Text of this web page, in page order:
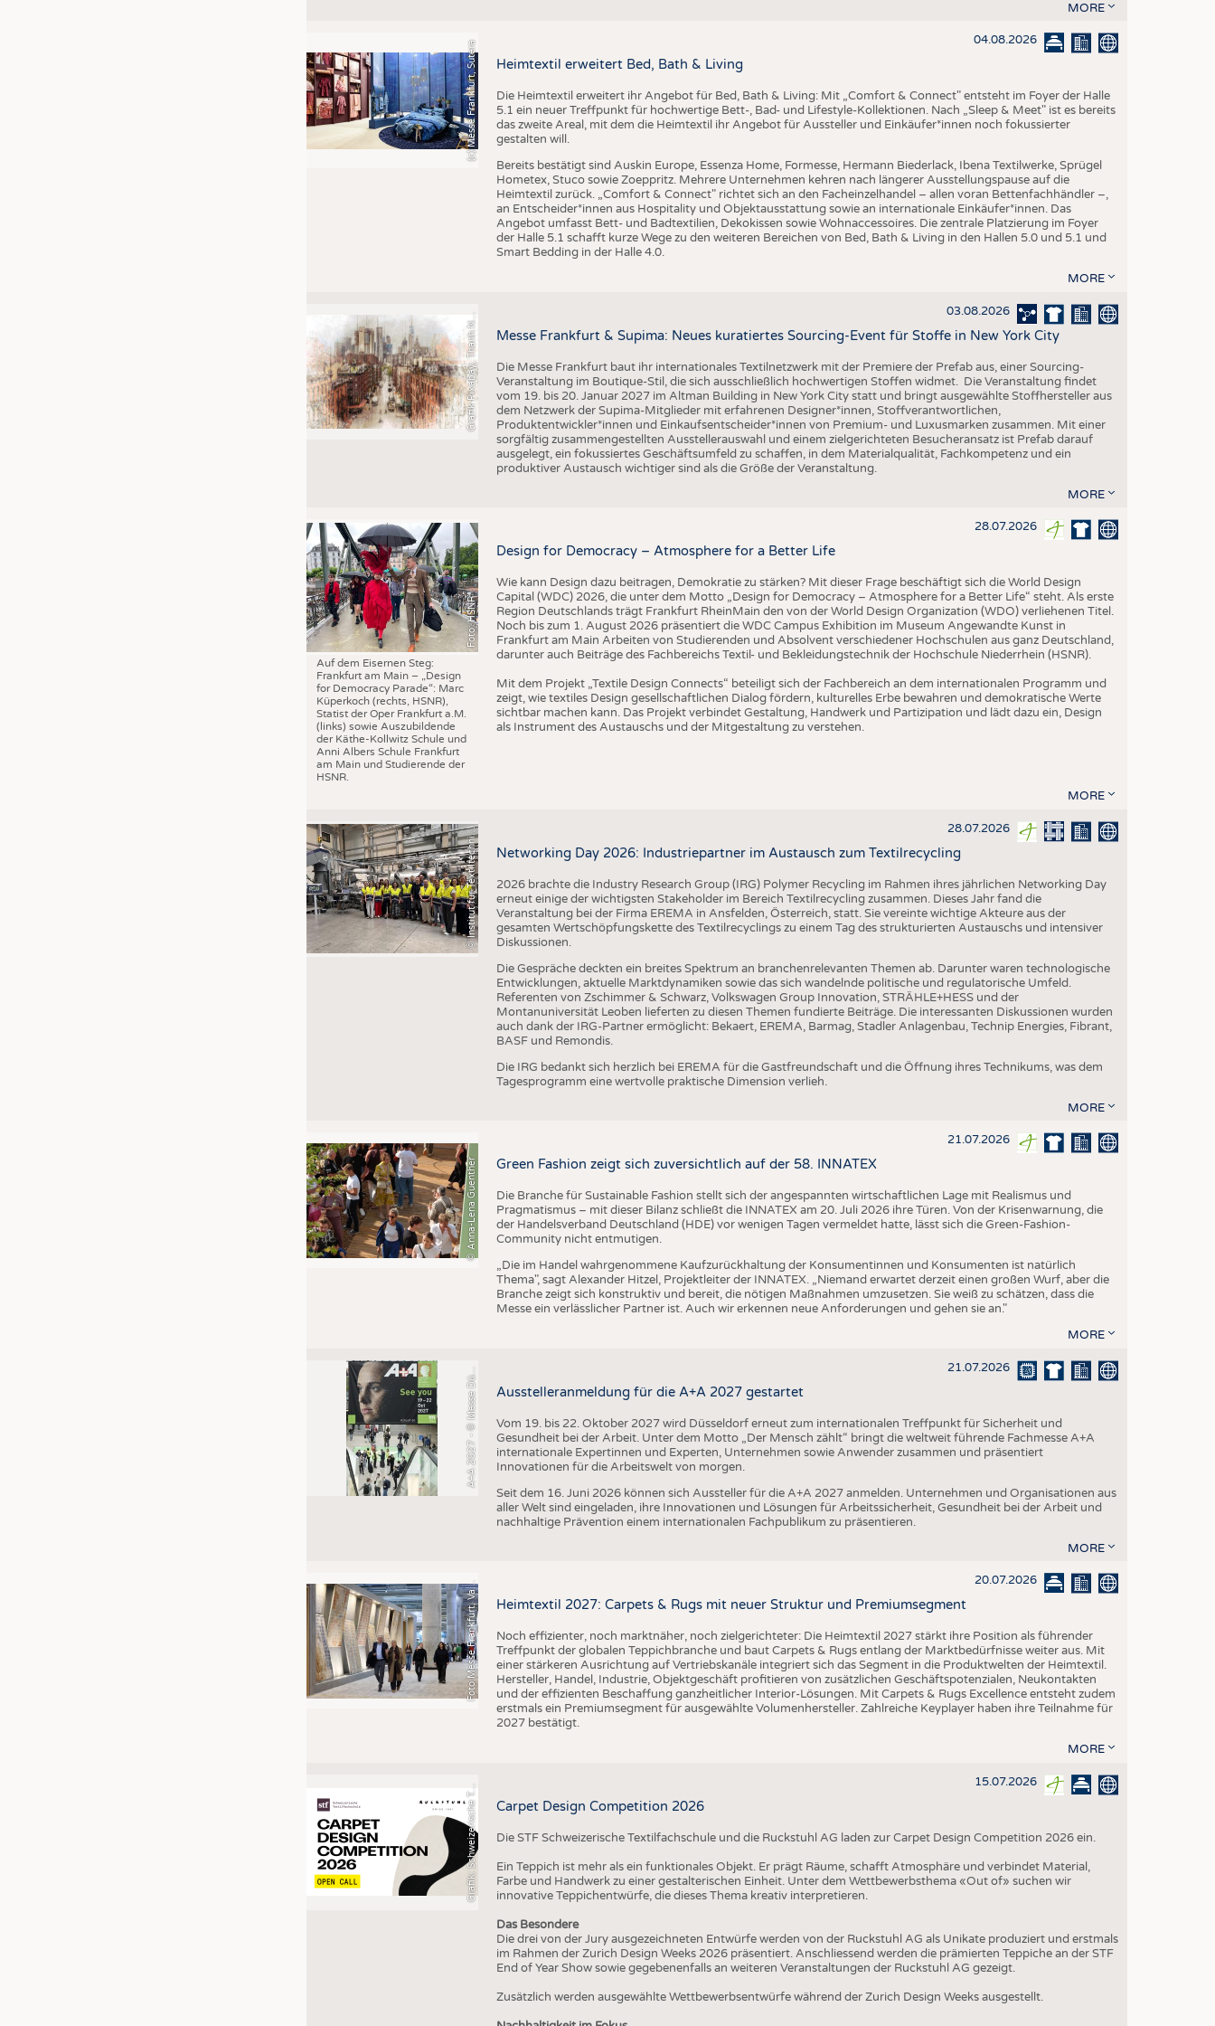
KRÜGER PERSONAL HEADHUNTING
PRAKTIKA & AUSBILDUNGEN
AUSSCHREIBUNGEN
DTV AUSSCHREIBUNGSDIENST
DAUNENCHECK
TERMINE
BRANCHENTERMINE
MORE
(c) Messe Frankfurt, Sutera 04.08.2026
Heimtextil erweitert Bed, Bath & Living
Die Heimtextil erweitert ihr Angebot für Bed, Bath & Living: Mit „Comfort & Connect" entsteht im Foyer der Halle
5.1 ein neuer Treffpunkt für hochwertige Bett-, Bad- und Lifestyle-Kollektionen. Nach „Sleep & Meet" ist es bereits
das zweite Areal, mit dem die Heimtextil ihr Angebot für Aussteller und Einkäufer*innen noch fokussierter
gestalten will.
Bereits bestätigt sind Auskin Europe, Essenza Home, Formesse, Hermann Biederlack, Ibena Textilwerke, Sprügel
Hometex, Stuco sowie Zoeppritz. Mehrere Unternehmen kehren nach längerer Ausstellungspause auf die
Heimtextil zurück. „Comfort & Connect" richtet sich an den Facheinzelhandel – allen voran Bettenfachhändler –,
an Entscheider*innen aus Hospitality und Objektausstattung sowie an internationale Einkäufer*innen. Das
Angebot umfasst Bett- und Badtextilien, Dekokissen sowie Wohnaccessoires. Die zentrale Platzierung im Foyer
der Halle 5.1 schafft kurze Wege zu den weiteren Bereichen von Bed, Bath & Living in den Hallen 5.0 und 5.1 und
Smart Bedding in der Halle 4.0.
MORE
r
a
f
i
k
P
i
x
a
b
a
y
,
T
h
a
n
h
N
g
u
y
e
n
S
l 03.08.2026
Messe Frankfurt & Supima: Neues kuratiertes Sourcing-Event für Stoffe in New York City
Die Messe Frankfurt baut ihr internationales Textilnetzwerk mit der Premiere der Prefab aus, einer Sourcing-
Veranstaltung im Boutique-Stil, die sich ausschließlich hochwertigen Stoffen widmet. Die Veranstaltung findet
vom 19. bis 20. Januar 2027 im Altman Building in New York City statt und bringt ausgewählte Stoffhersteller aus
dem Netzwerk der Supima-Mitglieder mit erfahrenen Designer*innen, Stoffverantwortlichen,
Produktentwickler*innen und Einkaufsentscheider*innen von Premium- und Luxusmarken zusammen. Mit einer
sorgfältig zusammengestellten Ausstellerauswahl und einem zielgerichteten Besucheransatz ist Prefab darauf
ausgelegt, ein fokussiertes Geschäftsumfeld zu schaffen, in dem Materialqualität, Fachkompetenz und ein
produktiver Austausch wichtiger sind als die Größe der Veranstaltung.
MORE
Foto: HSNR
Auf dem Eisernen Steg:
Frankfurt am Main – „Design
for Democracy Parade“: Marc
Küperkoch (rechts, HSNR),
Statist der Oper Frankfurt a.M.
(links) sowie Auszubildende
der Käthe-Kollwitz Schule und
Anni Albers Schule Frankfurt
am Main und Studierende der
HSNR.
28.07.2026
Design for Democracy – Atmosphere for a Better Life
Wie kann Design dazu beitragen, Demokratie zu stärken? Mit dieser Frage beschäftigt sich die World Design
Capital (WDC) 2026, die unter dem Motto „Design for Democracy – Atmosphere for a Better Life“ steht. Als erste
Region Deutschlands trägt Frankfurt RheinMain den von der World Design Organization (WDO) verliehenen Titel.
Noch bis zum 1. August 2026 präsentiert die WDC Campus Exhibition im Museum Angewandte Kunst in
Frankfurt am Main Arbeiten von Studierenden und Absolvent verschiedener Hochschulen aus ganz Deutschland,
darunter auch Beiträge des Fachbereichs Textil- und Bekleidungstechnik der Hochschule Niederrhein (HSNR).
Mit dem Projekt „Textile Design Connects“ beteiligt sich der Fachbereich an dem internationalen Programm und
zeigt, wie textiles Design gesellschaftlichen Dialog fördern, kulturelles Erbe bewahren und demokratische Werte
sichtbar machen kann. Das Projekt verbindet Gestaltung, Handwerk und Partizipation und lädt dazu ein, Design
als Instrument des Austauschs und der Mitgestaltung zu verstehen.
MORE
©
I
n
s
t
i
t
u
t
f
ü
r
T
e
x
t
i
l
t
e
c
h
n
i
k
(
I
T
A
)
d
e
r
R
W
T
H
A
a
c
h
e
n
U
n
i
v
e
r
s
i
t
y 28.07.2026
Networking Day 2026: Industriepartner im Austausch zum Textilrecycling
2026 brachte die Industry Research Group (IRG) Polymer Recycling im Rahmen ihres jährlichen Networking Day
erneut einige der wichtigsten Stakeholder im Bereich Textilrecycling zusammen. Dieses Jahr fand die
Veranstaltung bei der Firma EREMA in Ansfelden, Österreich, statt. Sie vereinte wichtige Akteure aus der
gesamten Wertschöpfungskette des Textilrecyclings zu einem Tag des strukturierten Austauschs und intensiver
Diskussionen.
Die Gespräche deckten ein breites Spektrum an branchenrelevanten Themen ab. Darunter waren technologische
Entwicklungen, aktuelle Marktdynamiken sowie das sich wandelnde politische und regulatorische Umfeld.
Referenten von Zschimmer & Schwarz, Volkswagen Group Innovation, STRÄHLE+HESS und der
Montanuniversität Leoben lieferten zu diesen Themen fundierte Beiträge. Die interessanten Diskussionen wurden
auch dank der IRG-Partner ermöglicht: Bekaert, EREMA, Barmag, Stadler Anlagenbau, Technip Energies, Fibrant,
BASF und Remondis.
Die IRG bedankt sich herzlich bei EREMA für die Gastfreundschaft und die Öffnung ihres Technikums, was dem
Tagesprogramm eine wertvolle praktische Dimension verlieh.
MORE
© Anna-Lena Guenther
21.07.2026
Green Fashion zeigt sich zuversichtlich auf der 58. INNATEX
Die Branche für Sustainable Fashion stellt sich der angespannten wirtschaftlichen Lage mit Realismus und
Pragmatismus – mit dieser Bilanz schließt die INNATEX am 20. Juli 2026 ihre Türen. Von der Krisenwarnung, die
der Handelsverband Deutschland (HDE) vor wenigen Tagen vermeldet hatte, lässt sich die Green-Fashion-
Community nicht entmutigen.
„Die im Handel wahrgenommene Kaufzurückhaltung der Konsumentinnen und Konsumenten ist natürlich
Thema", sagt Alexander Hitzel, Projektleiter der INNATEX. „Niemand erwartet derzeit einen großen Wurf, aber die
Branche zeigt sich konstruktiv und bereit, die nötigen Maßnahmen umzusetzen. Sie weiß zu schätzen, dass die
Messe ein verlässlicher Partner ist. Auch wir erkennen neue Anforderungen und gehen sie an."
MORE
+
A
2
0
2
7
-
©
M
e
s
s
e
D
ü
s
e
l
d
o
r
f
/
C
o
n
s
t
a
n
z
e
T
i
l
l
m
a
n 21.07.2026
Ausstelleranmeldung für die A+A 2027 gestartet
Vom 19. bis 22. Oktober 2027 wird Düsseldorf erneut zum internationalen Treffpunkt für Sicherheit und
Gesundheit bei der Arbeit. Unter dem Motto „Der Mensch zählt“ bringt die weltweit führende Fachmesse A+A
internationale Expertinnen und Experten, Unternehmen sowie Anwender zusammen und präsentiert
Innovationen für die Arbeitswelt von morgen.
Seit dem 16. Juni 2026 können sich Aussteller für die A+A 2027 anmelden. Unternehmen und Organisationen aus
aller Welt sind eingeladen, ihre Innovationen und Lösungen für Arbeitssicherheit, Gesundheit bei der Arbeit und
nachhaltige Prävention einem internationalen Fachpublikum zu präsentieren.
MORE
F
o
t
o
M
e
s
s
e
F
r
a
n
k
f
u
r
t
,
V
a
l
e
n
t
i
n 20.07.2026
Heimtextil 2027: Carpets & Rugs mit neuer Struktur und Premiumsegment
Noch effizienter, noch marktnäher, noch zielgerichteter: Die Heimtextil 2027 stärkt ihre Position als führender
Treffpunkt der globalen Teppichbranche und baut Carpets & Rugs entlang der Marktbedürfnisse weiter aus. Mit
einer stärkeren Ausrichtung auf Vertriebskanäle integriert sich das Segment in die Produktwelten der Heimtextil.
Hersteller, Handel, Industrie, Objektgeschäft profitieren von zusätzlichen Geschäftspotenzialen, Neukontakten
und der effizienten Beschaffung ganzheitlicher Interior-Lösungen. Mit Carpets & Rugs Excellence entsteht zudem
erstmals ein Premiumsegment für ausgewählte Volumenhersteller. Zahlreiche Keyplayer haben ihre Teilnahme für
2027 bestätigt.
MORE
r
a
f
i
k
:
S
c
h
w
e
i
z
e
r
i
s
c
h
e
T
e
t
i
l
f
a
c
h
s
c
h
u
l
e
S
T 15.07.2026
Carpet Design Competition 2026
Die STF Schweizerische Textilfachschule und die Ruckstuhl AG laden zur Carpet Design Competition 2026 ein.
Ein Teppich ist mehr als ein funktionales Objekt. Er prägt Räume, schafft Atmosphäre und verbindet Material,
Farbe und Handwerk zu einer gestalterischen Einheit. Unter dem Wettbewerbsthema «Out of» suchen wir
innovative Teppichentwürfe, die dieses Thema kreativ interpretieren.
Das Besondere
Die drei von der Jury ausgezeichneten Entwürfe werden von der Ruckstuhl AG als Unikate produziert und erstmals
im Rahmen der Zurich Design Weeks 2026 präsentiert. Anschliessend werden die prämierten Teppiche an der STF
End of Year Show sowie gegebenenfalls an weiteren Veranstaltungen der Ruckstuhl AG gezeigt.
Zusätzlich werden ausgewählte Wettbewerbsentwürfe während der Zurich Design Weeks ausgestellt.